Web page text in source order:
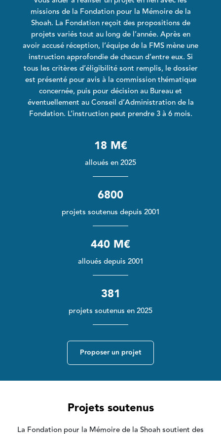
missions de la Fondation pour la Mémoire de la
Shoah. La Fondation reçoit des propositions de
projets variés tout au long de l’année. Après en
avoir accusé réception, l’équipe de la FMS mène une
instruction approfondie de chacun d’entre eux. Si
tous les critères d’éligibilité sont remplis, le dossier
est présenté pour avis à la commission thématique
concernée, puis pour décision au Bureau et
éventuellement au Conseil d’Administration de la
Fondation. L’instruction peut prendre 3 à 6 mois.
18 M€
alloués en 2025
6800
projets soutenus depuis 2001
440 M€
alloués depuis 2001
381
projets soutenus en 2025
Proposer un projet
Projets soutenus
La Fondation pour la Mémoire de la Shoah soutient des